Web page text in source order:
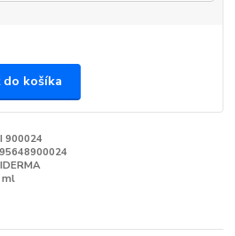
do košíka
900024
ml